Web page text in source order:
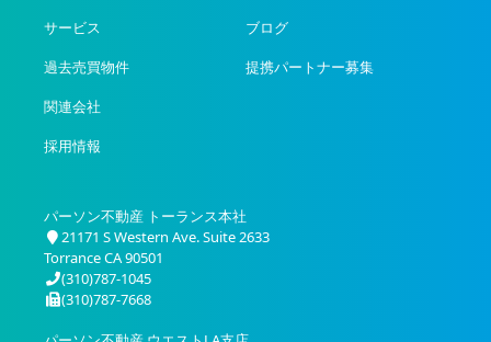
サービス
過去売買物件
関連会社
採用情報
ブログ
提携パートナー募集
パーソン不動産 トーランス本社
21171 S Western Ave. Suite 2633
Torrance CA 90501
(310)787-1045
(310)787-7668